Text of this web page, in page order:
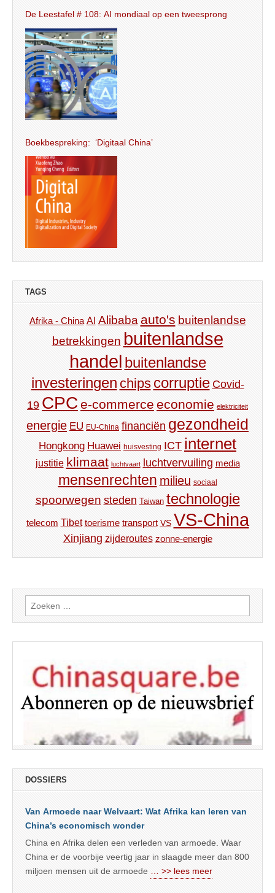
De Leestafel # 108: AI mondiaal op een tweesprong
Boekbespreking: ‘Digitaal China’
TAGS
Afrika - China AI Alibaba auto's buitenlandse
betrekkingen buitenlandse
handel buitenlandse
investeringen chips corruptie Covid-
19 CPC e-commerce economie elektriciteit
energie EU EU-China financiën gezondheid
Hongkong Huawei huisvesting ICT internet
justitie klimaat luchtvaart luchtvervuiling media
mensenrechten milieu sociaal
spoorwegen steden Taiwan technologie
telecom Tibet toerisme transport VS VS-China
Xinjiang zijderoutes zonne-energie
Zoeken
naar:
DOSSIERS
Van Armoede naar Welvaart: Wat Afrika kan leren van
China’s economisch wonder
China en Afrika delen een verleden van armoede. Waar
China er de voorbije veertig jaar in slaagde meer dan 800
miljoen mensen uit de armoede
… >> lees meer